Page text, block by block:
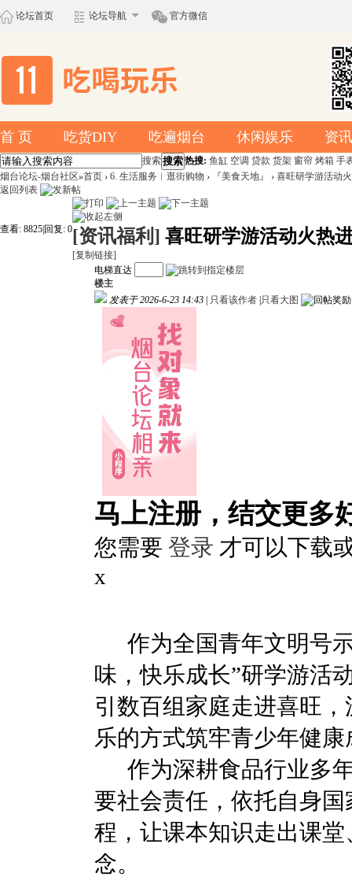
论坛首页 论坛导航 官方微信
首 页 吃货DIY 吃遍烟台 休闲娱乐 资
搜索搜索热搜: 鱼缸 空调 贷款 货架 窗帘 烤箱 手
烟台论坛-烟台社区»首页 › 6. 生活服务︱逛街购物 › 『美食天地』 › 喜旺研学游活动
返回列表
查看: 8825 回复: 0[资讯福利] 喜旺研学游活动火热
[复制链接]
电梯直达
楼主
发表于 2026-6-23 14:43
只看该作者 只看大图
马上注册，结交更多
您需要 登录 才可以下载
x
作为全国青年文明号示
味，快乐成长”研学游活
引数百组家庭走进喜旺
乐的方式筑牢青少年健
作为深耕食品行业多年
要社会责任，依托自身
程，让课本知识走出课
念。